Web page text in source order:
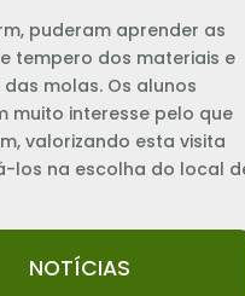
puderam aprender as
tempero dos materiais e
molas. Os alunos
muito interesse pelo que
valorizando esta visita
los na escolha do local
NOTÍCIAS